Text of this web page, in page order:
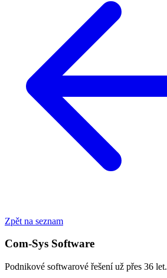
Zpět na seznam
Com-Sys Software
Podnikové softwarové řešení už přes 36 let.